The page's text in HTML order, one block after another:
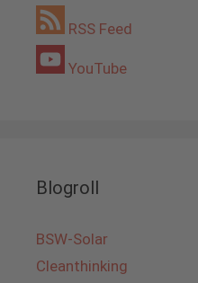
RSS Feed
YouTube
Blogroll
BSW-Solar
Cleanthinking